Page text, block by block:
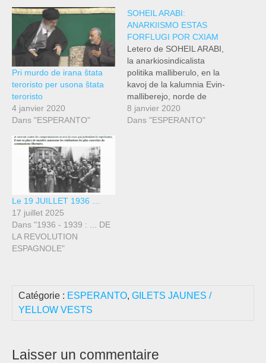
Pri murdo de irana ŝtata
teroristo per usona ŝtata
teroristo
4 janvier 2020
Dans "ESPERANTO"
SOHEIL ARABI:
ANARKIISMO ESTAS
FORFLUGI POR CXIAM
Letero de SOHEIL ARABI,
la anarkiosindicalista
politika malliberulo, en la
kavoj de la kalumnia Evin-
malliberejo, norde de
Teherano, Irano:
Anarkiismo signifas flugi
8 janvier 2020
Dans "ESPERANTO"
Le 19 JUILLET 1936 …
17 juillet 2025
Dans "1936 - 1939 : ... DE
LA REVOLUTION
ESPAGNOLE"
Catégorie : ESPERANTO, GILETS JAUNES /
YELLOW VESTS
Laisser un commentaire